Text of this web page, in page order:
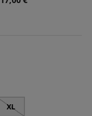
XL